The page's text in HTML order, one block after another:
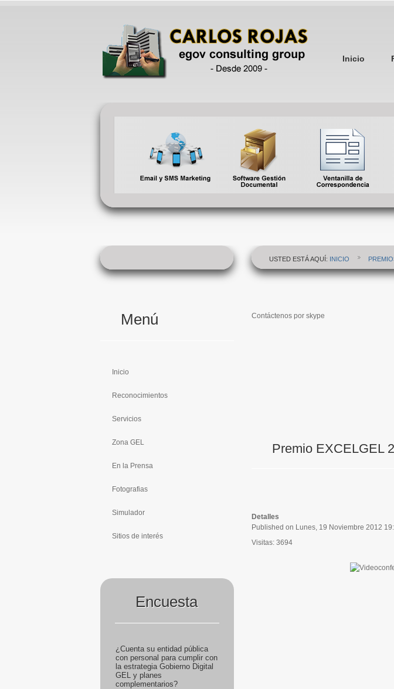
Inicio
USTED ESTÁ AQUÍ: INICIO
Menú
Inicio
Reconocimientos
Servicios
Zona GEL
En la Prensa
Fotografias
Simulador
Sitios de interés
Encuesta
¿Cuenta su entidad pública
con personal para cumplir con
la estrategia Gobierno Digital
GEL y planes
complementarios?
Contáctenos por skype
Premio EXCELGEL
Detalles
Published on Lunes, 19 Noviembre 2012
Visitas: 3694